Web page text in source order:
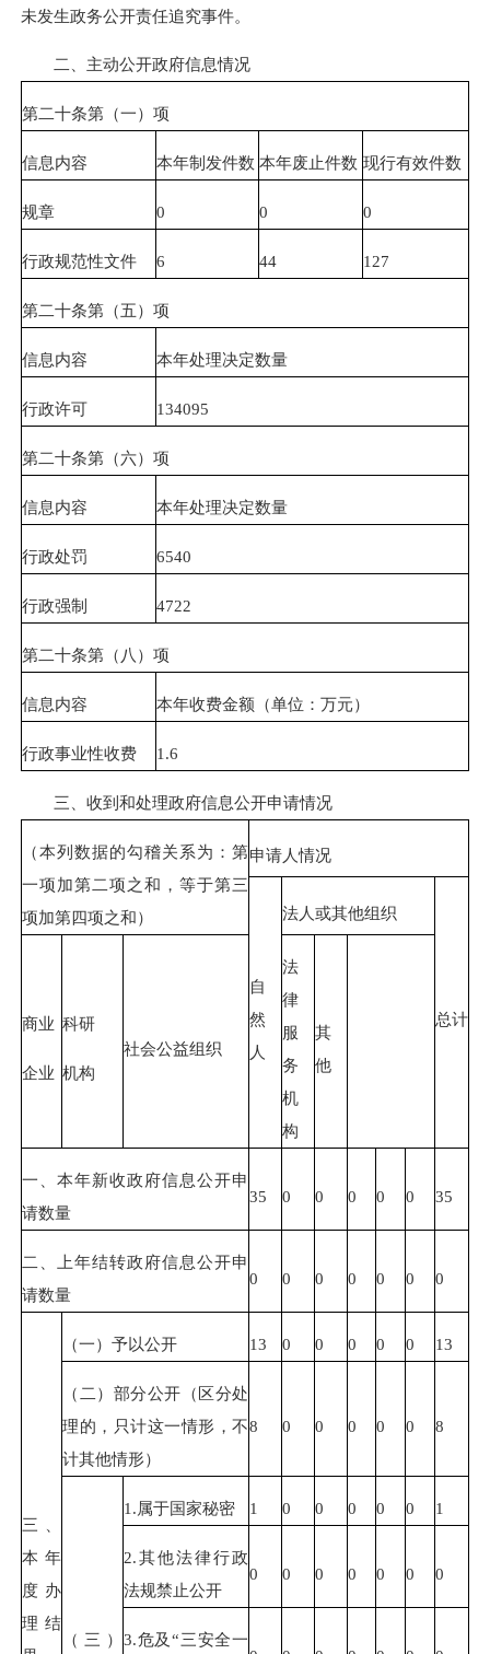
未发生政务公开责任追究事件。
二、主动公开政府信息情况
第二十条第（一）项
信息内容 本年制发件数 本年废止件数 现行有效件数
规章 0 0 0
行政规范性文件 6 44 127
第二十条第（五）项
信息内容 本年处理决定数量
行政许可 134095
第二十条第（六）项
信息内容 本年处理决定数量
行政处罚 6540
行政强制 4722
第二十条第（八）项
信息内容 本年收费金额（单位：万元）
行政事业性收费 1.6
三、收到和处理政府信息公开申请情况
（本列数据的勾稽关系为：第
一项加第二项之和，等于第三
项加第四项之和）
申请人情况
自
然
人
法人或其他组织
总计
商业
企业
科研
机构
社会公益组织
法
律
服
务
机
构
其
他
一、本年新收政府信息公开申
请数量
35 0 0 0 0 0 35
二、上年结转政府信息公开申
请数量
0 0 0 0 0 0 0
三、
本年
度办
理结
（一）予以公开 13 0 0 0 0 0 13
（二）部分公开（区分处
理的，只计这一情形，不
计其他情形）
8 0 0 0 0 0 8
（三）
1.属于国家秘密 1 0 0 0 0 0 1
2.其他法律行政
法规禁止公开
0 0 0 0 0 0 0
3.危及“三安全一